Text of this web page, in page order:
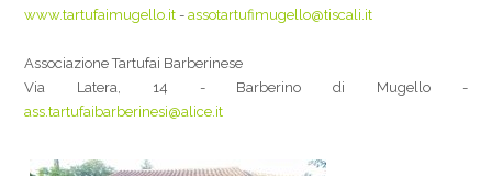
www.tartufaimugello.it -assotartufimugello@tiscali.it
Associazione Tartufai Barberinese
Via Latera, 14 - Barberino di Mugello -
ass.tartufaibarberinesi@alice.it